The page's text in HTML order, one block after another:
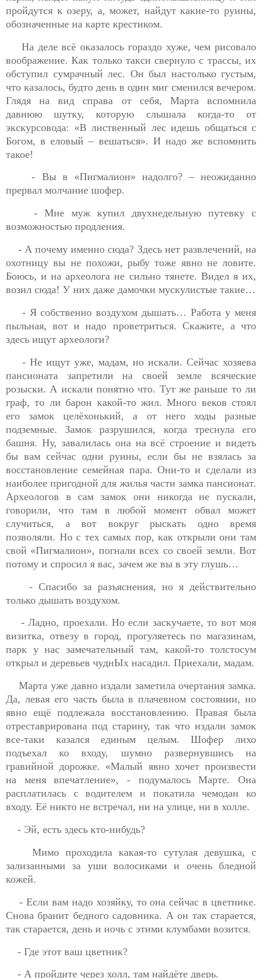
пройдутся к озеру, а, может, найдут какие-то руины,
обозначенные на карте крестиком.
На деле всё оказалось гораздо хуже, чем рисовало
воображение. Как только такси свернуло с трассы, их
обступил сумрачный лес. Он был настолько густым,
что казалось, будто день в один миг сменился вечером.
Глядя на вид справа от себя, Марта вспомнила
давнюю шутку, которую слышала когда-то от
экскурсовода: «В лиственный лес идешь общаться с
Богом, в еловый – вешаться». И надо же вспомнить
такое!
- Вы в «Пигмалион» надолго? – неожиданно
прервал молчание шофер.
- Мне муж купил двухнедельную путевку с
возможностью продления.
- А почему именно сюда? Здесь нет развлечений, на
охотницу вы не похожи, рыбу тоже явно не ловите.
Боюсь, и на археолога не сильно тянете. Видел я их,
возил сюда! У них даже дамочки мускулистые такие…
- Я собственно воздухом дышать… Работа у меня
пыльная, вот и надо проветриться. Скажите, а что
здесь ищут археологи?
- Не ищут уже, мадам, но искали. Сейчас хозяева
пансионата запретили на своей земле всяческие
розыски. А искали понятно что. Тут же раньше то ли
граф, то ли барон какой-то жил. Много веков стоял
его замок целёхонький, а от него ходы разные
подземные. Замок разрушился, когда треснула его
башня. Ну, завалилась она на всё строение и видеть
бы вам сейчас одни руины, если бы не взялась за
восстановление семейная пара. Они-то и сделали из
наиболее пригодной для жилья части замка пансионат.
Археологов в сам замок они никогда не пускали,
говорили, что там в любой момент обвал может
случиться, а вот вокруг рыскать одно время
позволяли. Но с тех самых пор, как открыли они там
свой «Пигмалион», погнали всех со своей земли. Вот
потому и спросил я вас, зачем же вы в эту глушь…
- Спасибо за разъяснения, но я действительно
только дышать воздухом.
- Ладно, проехали. Но если заскучаете, то вот моя
визитка, отвезу в город, прогуляетесь по магазинам,
парк у нас замечательный там, какой-то толстосум
открыл и деревьев чуднЫх насадил. Приехали, мадам.
Марта уже давно издали заметила очертания замка.
Да, левая его часть была в плачевном состоянии, но
явно ещё подлежала восстановлению. Правая была
отреставрирована под старину, так что издали замок
все-таки казался единым целым. Шофер лихо
подъехал ковходу, шумно развернувшись на
гравийной дорожке. «Малый явно хочет произвести
на меня впечатление», - подумалось Марте. Она
расплатилась с водителем и покатила чемодан ко
входу. Её никто не встречал, ни на улице, ни в холле.
- Эй, есть здесь кто-нибудь?
Мимо проходила какая-то сутулая девушка, с
зализанными за уши волосиками и очень бледной
кожей.
- Если вам надо хозяйку, то она сейчас в цветнике.
Снова бранит бедного садовника. А он так старается,
так старается, день и ночь с этими клумбами возится.
- Где этот ваш цветник?
- А пройдите через холл, там найдёте дверь.